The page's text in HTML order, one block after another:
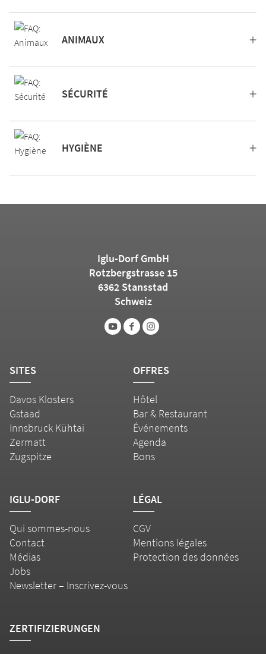
ANIMAUX
SÉCURITÉ
HYGIÈNE
Iglu-Dorf GmbH
Rotzbergstrasse 15
6362 Stansstad
Schweiz
SITES
Davos Klosters
Gstaad
Innsbruck Kühtai
Zermatt
Zugspitze
OFFRES
Hôtel
Bar & Restaurant
Événements
Agenda
Bons
IGLU-DORF
Qui sommes-nous
Contact
Médias
Jobs
Newsletter – Inscrivez-vous
LÉGAL
CGV
Mentions légales
Protection des données
ZERTIFIZIERUNGEN